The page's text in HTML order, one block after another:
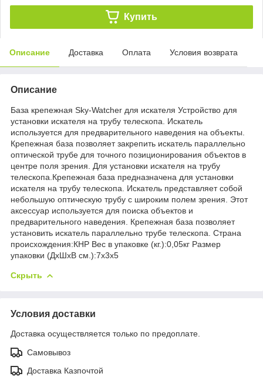
Купить
Описание Доставка Оплата Условия возврата
Описание
База крепежная Sky-Watcher для искателя Устройство для
установки искателя на трубу телескопа. Искатель
используется для предварительного наведения на объекты.
Крепежная база позволяет закрепить искатель параллельно
оптической трубе для точного позиционирования объектов в
центре поля зрения. Для установки искателя на трубу
телескопа.Крепежная база предназначена для установки
искателя на трубу телескопа. Искатель представляет собой
небольшую оптическую трубу с широким полем зрения. Этот
аксессуар используется для поиска объектов и
предварительного наведения. Крепежная база позволяет
установить искатель параллельно трубе телескопа. Страна
происхождения:КНР Вес в упаковке (кг.):0,05кг Размер
упаковки (ДхШхВ см.):7x3x5
Скрыть
Условия доставки
Доставка осуществляется только по предоплате.
Самовывоз
Доставка Казпочтой